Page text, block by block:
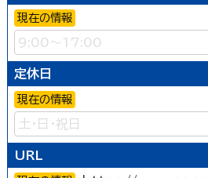
現在の情報
定休日
現在の情報
URL